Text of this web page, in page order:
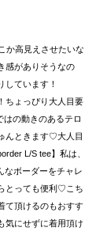
か高見えさせたいな
感がありそうなの
しています！
ちょっぴり大人目要
の動きのあるテロ
んときます♡大人目
L/S tee】私は、
ボーダーをチャレ
とっても便利♡こち
て頂けるのもおすす
気にせずに着用頂け